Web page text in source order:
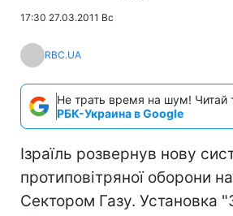
17:30 27.03.2011 Вс
RBC.UA
Не трать время на шум! Читай
РБК-Украина в Google
Ізраїль розвернув нову
протиповітряної оборони
Сектором Газу. Установка